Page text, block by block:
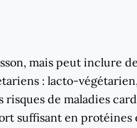
mais peut inclure
: lacto-
de maladies
suffisant en